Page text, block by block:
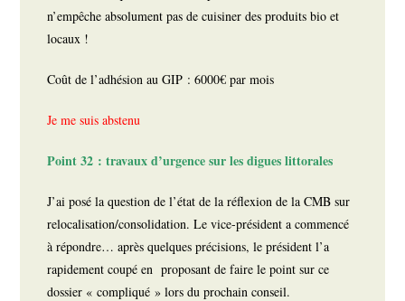
n’empêche absolument pas de cuisiner des produits bio et
locaux !
Coût de l’adhésion au GIP : 6000€ par mois
Je me suis abstenu
Point 32 : travaux d’urgence sur les digues littorales
J’ai posé la question de l’état de la réflexion de la CMB sur
relocalisation/consolidation. Le vice-président a commencé
à répondre… après quelques précisions, le président l’a
rapidement coupé en proposant de faire le point sur ce
dossier « compliqué » lors du prochain conseil.